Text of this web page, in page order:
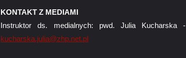
KONTAKT Z MEDIAMI
Instruktor ds. medialnych: pwd. Julia Kucharska -
kucharska.julia@zhp.net.pl